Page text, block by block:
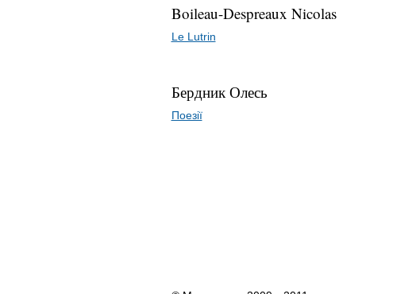
Boileau-Despreaux Nicolas
Le Lutrin
Бердник Олесь
Поезії